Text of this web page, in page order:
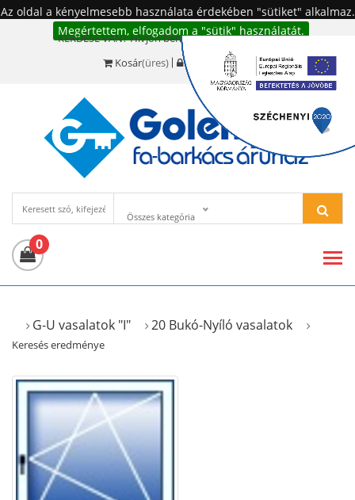
Az oldal a kényelmesebb használata érdekében "sütiket" alkalmaz.
Megértettem, elfogadom a "sütik" használatát.
KÉRDÉSE VAN? Hívjon bennünket!:+36 20 977-6494
Kosár(üres) Bejelentkezés
Összes kategória
0
G-U vasalatok "I" 20 Bukó-Nyíló vasalatok
Keresés eredménye